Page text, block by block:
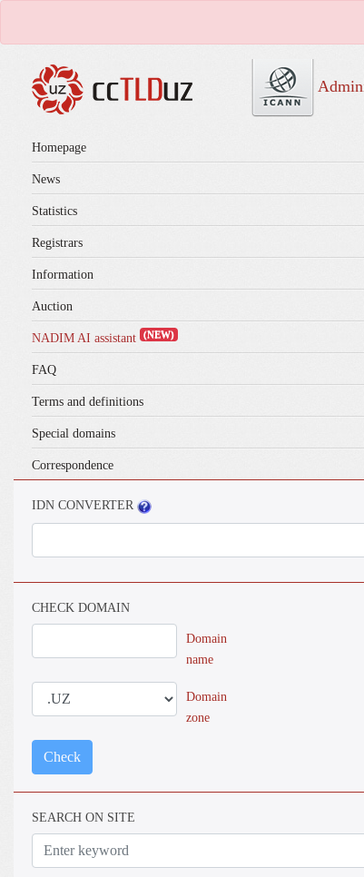
Homepage
News
Statistics
Registrars
Information
Auction
NADIM AI assistant (NEW)
FAQ
Terms and definitions
Special domains
Correspondence
IDN CONVERTER
CHECK DOMAIN
Domain
name
Domain
zone
Check
SEARCH ON SITE